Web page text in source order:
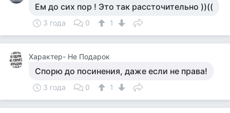
Ем до сих пор ! Это так рассточительно ))((
3 года 0 1
Характер- Не Подарок
Спорю до посинения, даже если не права!
3 года 0 1